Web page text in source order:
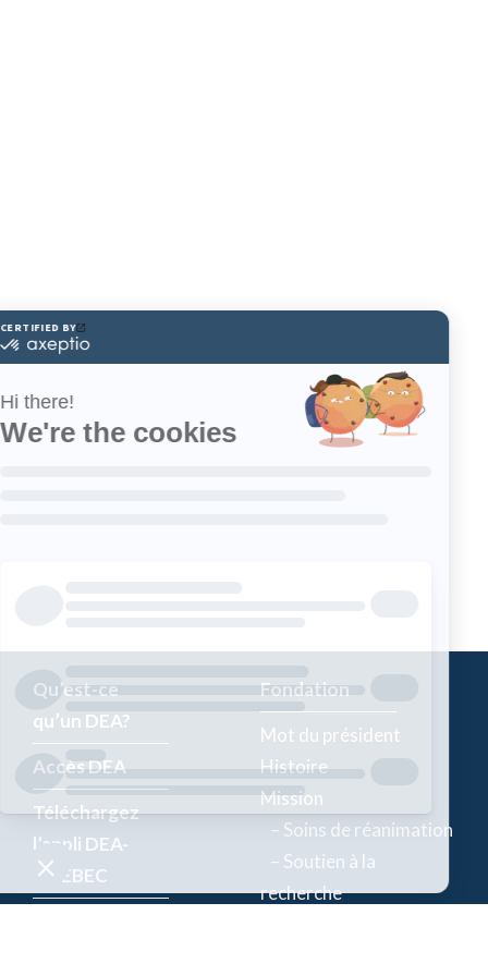
Qu’est-ce
qu’un DEA?
Accès DEA
Téléchargez
l’appli DEA-
QUÉBEC
Fondation
Mot du président
Histoire
Mission
– Soins de réanimation
– Soutien à la
recherche